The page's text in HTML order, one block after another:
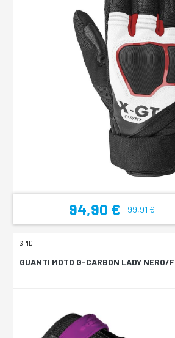
94,90 € 99,91 €
SPIDI
GUANTI MOTO G-CARBON LADY NERO/